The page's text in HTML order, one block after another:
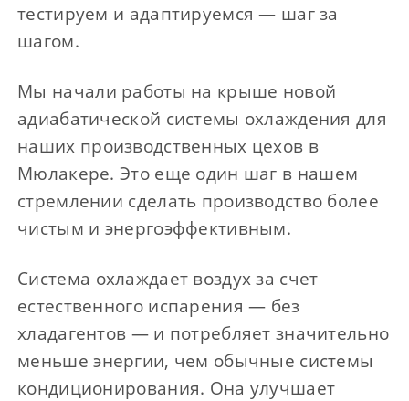
тестируем и адаптируемся — шаг за
шагом.
Мы начали работы на крыше новой
адиабатической системы охлаждения для
наших производственных цехов в
Мюлакере. Это еще один шаг в нашем
стремлении сделать производство более
чистым и энергоэффективным.
Система охлаждает воздух за счет
естественного испарения — без
хладагентов — и потребляет значительно
меньше энергии, чем обычные системы
кондиционирования. Она улучшает